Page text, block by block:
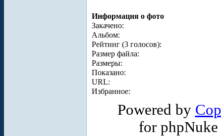
Информация о фото
Закачено:
Альбом:
Рейтинг (3 голосов):
Размер файла:
Размеры:
Показано:
URL:
Избранное:
Powered by
for